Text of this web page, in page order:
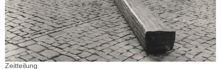
Zeitteilung